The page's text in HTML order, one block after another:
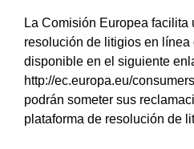
La Comisión Europea facilita
resolución de litigios en línea
disponible en el siguiente
http://ec.europa.eu/
podrán someter sus
plataforma de resolución de